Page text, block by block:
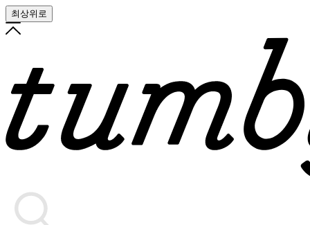
최상위로